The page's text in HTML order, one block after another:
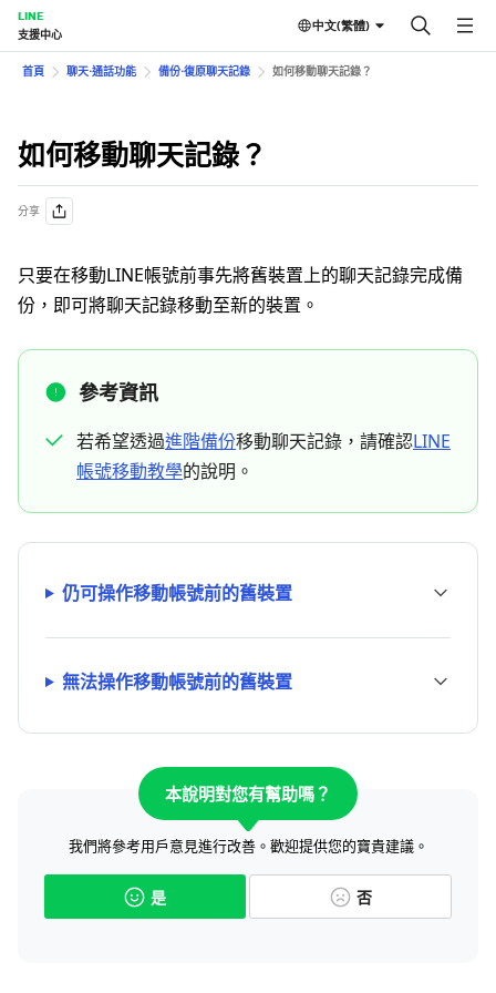
LINE
支援中心
中文(繁體)
首頁 聊天⋅通話功能 備份⋅復原聊天記錄 如何移動聊天記錄？
如何移動聊天記錄？
分享
只要在移動LINE帳號前事先將舊裝置上的聊天記錄完成備
份，即可將聊天記錄移動至新的裝置。
參考資訊
若希望透過進階備份移動聊天記錄，請確認LINE
帳號移動教學的說明。
仍可操作移動帳號前的舊裝置
無法操作移動帳號前的舊裝置
本說明對您有幫助嗎？
我們將參考用戶意見進行改善。歡迎提供您的寶貴建議。
是 否